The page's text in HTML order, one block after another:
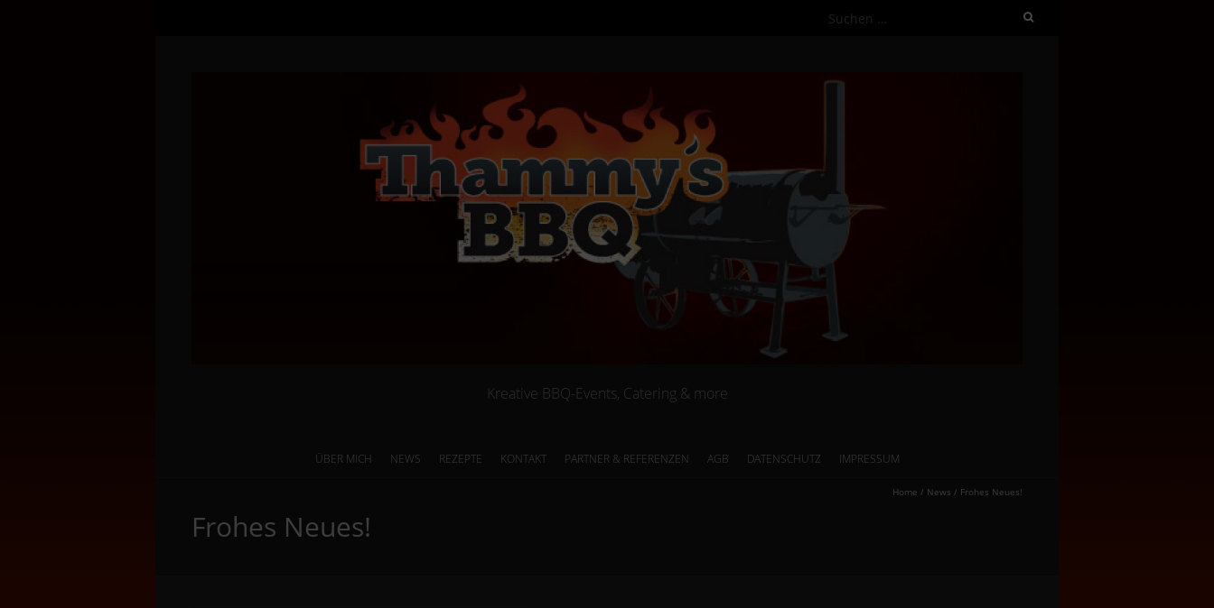
Suchen
Kreative BBQ-Events, Catering & more
ÜBER MICH NEWS REZEPTE KONTAKT PARTNER & REFERENZEN AGB DATENSCHUTZ IMPRESSUM
Home / News / Frohes Neues!
Frohes Neues!